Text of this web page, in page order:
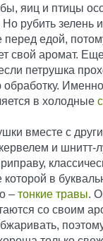
яиц и птицы
рубить зелень
едой,
свой аромат.
петрушка
обработку.
в холодные
вместе с
и шнитт-
которой в
– тонкие травы.
со своим